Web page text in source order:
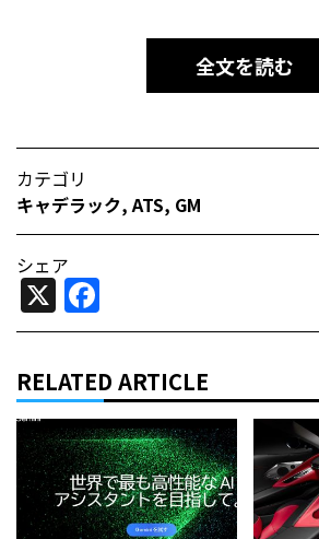
全文を読む
カテゴリ
キャデラック, ATS, GM
シェア
X
RELATED ARTICLE